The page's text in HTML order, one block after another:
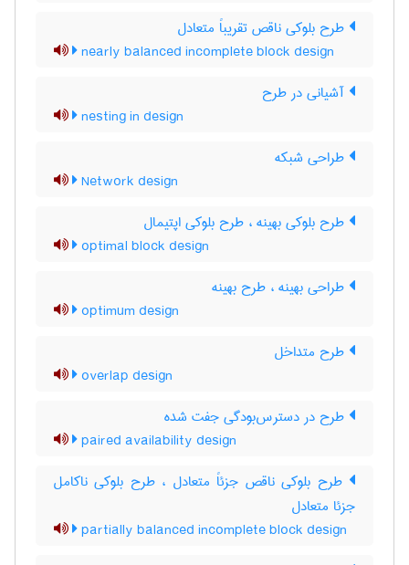
طرح بلوکی ناقص تقریباً متعادل
nearly balanced incomplete block design
آشیانی در طرح
nesting in design
طراحی شبکه
Network design
طرح بلوکی بهینه ، طرح بلوکی اپتیمال
optimal block design
طراحی بهینه ، طرح بهینه
optimum design
طرح متداخل
overlap design
طرح در دسترس‌بودگی جفت شده
paired availability design
طرح بلوکی ناقص جزئاً متعادل ، طرح بلوکی ناکامل
جزئا متعادل
partially balanced incomplete block design